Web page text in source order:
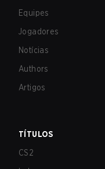
Equipes
Jogadores
Notícias
Authors
Artigos
TÍTULOS
CS2